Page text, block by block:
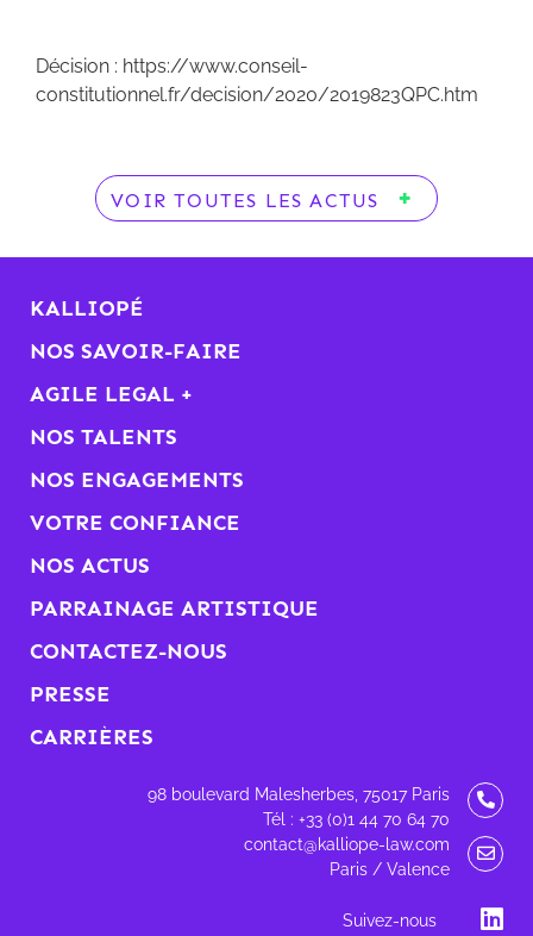
Décision : https://www.conseil-
constitutionnel.fr/decision/2020/2019823QPC.htm
VOIR TOUTES LES ACTUS
KALLIOPÉ
NOS SAVOIR-FAIRE
AGILE LEGAL +
NOS TALENTS
NOS ENGAGEMENTS
VOTRE CONFIANCE
NOS ACTUS
PARRAINAGE ARTISTIQUE
CONTACTEZ-NOUS
PRESSE
CARRIÈRES
98 boulevard Malesherbes, 75017 Paris
Tél : +33 (0)1 44 70 64 70
contact@kalliope-law.com
Paris / Valence
Suivez-nous